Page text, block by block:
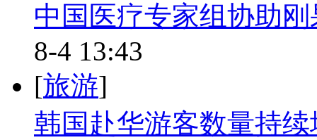
中国医疗专家组协助
8-4 13:43
[旅游]
韩国赴华游客数量持续